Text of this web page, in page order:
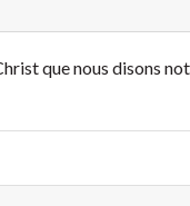
que nous disons